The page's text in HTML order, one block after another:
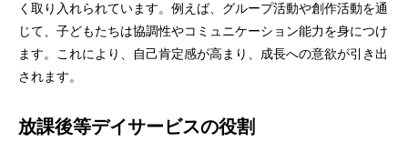
く取り入れられています。例えば、グループ活動や創作活動を通
じて、子どもたちは協調性やコミュニケーション能力を身につけ
ます。これにより、自己肯定感が高まり、成長への意欲が引き出
されます。
放課後等デイサービスの役割